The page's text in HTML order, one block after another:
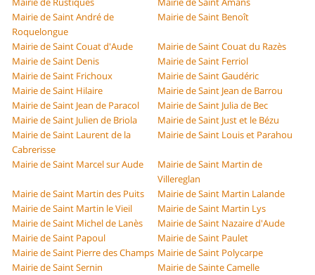
Mairie de Saint André de
Roquelongue
Mairie de Saint Benoît
Mairie de Saint Couat d'Aude
Mairie de Saint Couat du Razès
Mairie de Saint Denis
Mairie de Saint Ferriol
Mairie de Saint Frichoux
Mairie de Saint Gaudéric
Mairie de Saint Hilaire
Mairie de Saint Jean de Barrou
Mairie de Saint Jean de Paracol
Mairie de Saint Julia de Bec
Mairie de Saint Julien de Briola
Mairie de Saint Just et le Bézu
Mairie de Saint Laurent de la
Cabrerisse
Mairie de Saint Louis et Parahou
Mairie de Saint Marcel sur Aude
Mairie de Saint Martin de
Villereglan
Mairie de Saint Martin des Puits
Mairie de Saint Martin Lalande
Mairie de Saint Martin le Vieil
Mairie de Saint Martin Lys
Mairie de Saint Michel de Lanès
Mairie de Saint Nazaire d'Aude
Mairie de Saint Papoul
Mairie de Saint Paulet
Mairie de Saint Pierre des Champs Mairie de Saint Polycarpe
Mairie de Saint Sernin
Mairie de Sainte Camelle